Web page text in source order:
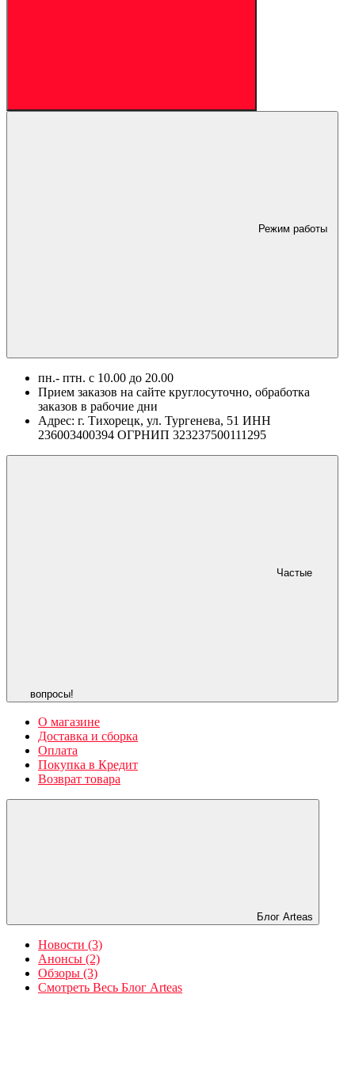
Режим работы
пн.- птн. c 10.00 до 20.00
Прием заказов на сайте круглосуточно, обработка
заказов в рабочие дни
Адрес: г. Тихорецк, ул. Тургенева, 51 ИНН
236003400394 ОГРНИП 323237500111295
Частые
вопросы!
О магазине
Доставка и сборка
Оплата
Покупка в Кредит
Возврат товара
Блог Arteas
Новости (3)
Анонсы (2)
Обзоры (3)
Смотреть Весь Блог Arteas